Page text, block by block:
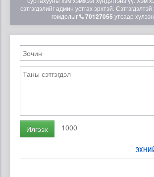
сэтгэгдэлийг админ устгах эрхтэй.
гомдолыг
70127055 утсаар
Илгээх 1000